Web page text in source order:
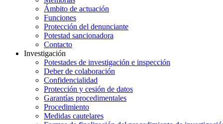
Ámbito de actuación
Funciones
Protección del denunciante
Potestad sancionadora
Contacto
Investigación
Potestades de investigación e inspección
Deber de colaboración
Confidencialidad
Protección y cesión de datos
Garantías procedimentales
Procedimiento
Medidas cautelares